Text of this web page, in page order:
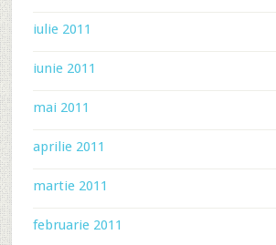
iulie 2011
iunie 2011
mai 2011
aprilie 2011
martie 2011
februarie 2011